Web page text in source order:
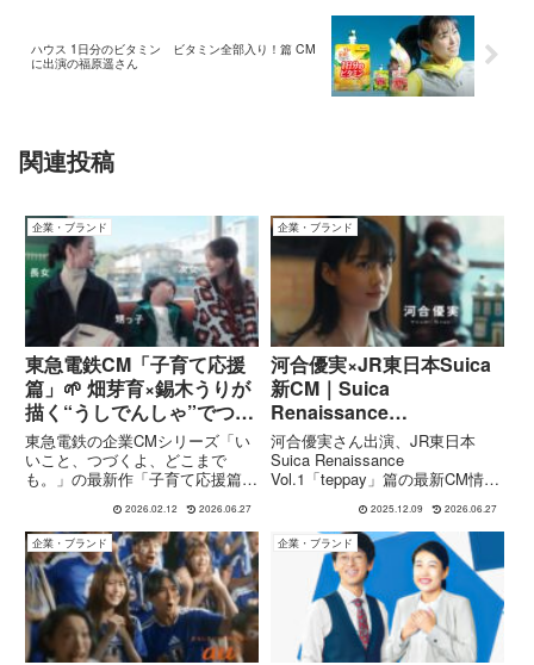
ハウス 1日分のビタミン ビタミン全部入り！篇 CM
に出演の福原遥さん
関連投稿
企業・ブランド
東急電鉄CM「子育て応援
篇」🌱 畑芽育×錫木うりが
描く“うしでんしゃ”でつな
がる日常
東急電鉄の企業CMシリーズ「い
いこと、つづくよ、どこまで
も。」の最新作「子育て応援篇」
した。今回の映像では、俳優の畑
芽育さんと錫木うりさんが出演。
こどもの国線のラッピング電車
「うしでんしゃ」を舞台に、東
急...
2026.02.12 2026.06.27
企業・ブランド
河合優実×JR東日本Suica
新CM｜Suica
Renaissance
Vol.1「teppay」篇で新決
済サービスを紹介
河合優実さん出演、JR東日本
Suica Renaissance
Vol.1「teppay」篇の最新CM情報
ト予定の新コード決済サービス
「teppay」で、チャージなし後払
い・高額決済・電子マネー送金な
どSuicaがどう進化するのか、セ
リフやストーリー、背景もあわせ
て紹介します。
2025.12.09 2026.06.27
企業・ブランド 企業・ブランド